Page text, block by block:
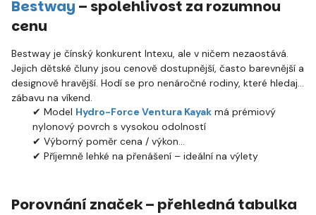
Bestway – spolehlivost za rozumnou
cenu
Bestway je čínský konkurent Intexu, ale v ničem nezaostává.
Jejich dětské čluny jsou cenově dostupnější, často barevnější a
designově hravější. Hodí se pro nenáročné rodiny, které hledají
zábavu na víkend.
✔ Model Hydro-Force Ventura Kayak má prémiový
nylonový povrch s vysokou odolností
✔ Výborný poměr cena / výkon
✔ Příjemně lehké na přenášení – ideální na výlety
Porovnání značek – přehledná tabulka